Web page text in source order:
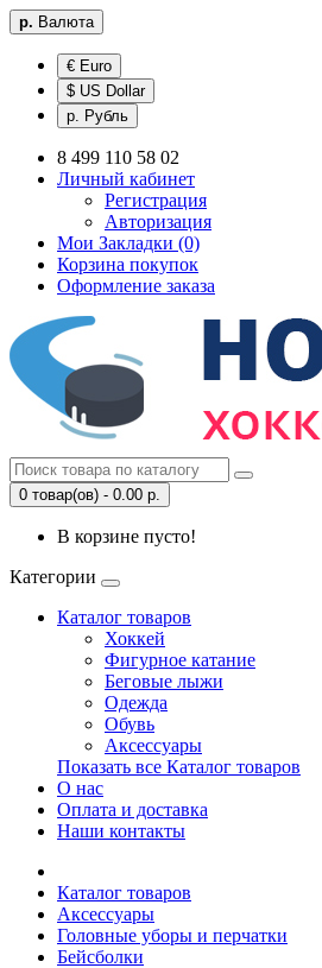
р. Валюта
€ Euro
$ US Dollar
р. Рубль
8 499 110 58 02
Личный кабинет
Регистрация
Авторизация
Мои Закладки (0)
Корзина покупок
Оформление заказа
0 товар(ов) - 0.00 р.
В корзине пусто!
Категории
Каталог товаров
Хоккей
Фигурное катание
Беговые лыжи
Одежда
Обувь
Аксессуары
Показать все Каталог товаров
О нас
Оплата и доставка
Наши контакты
Каталог товаров
Аксессуары
Головные уборы и перчатки
Бейсболки